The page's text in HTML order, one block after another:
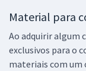
Material para
Ao adquirir algum
exclusivos para o
materiais com um